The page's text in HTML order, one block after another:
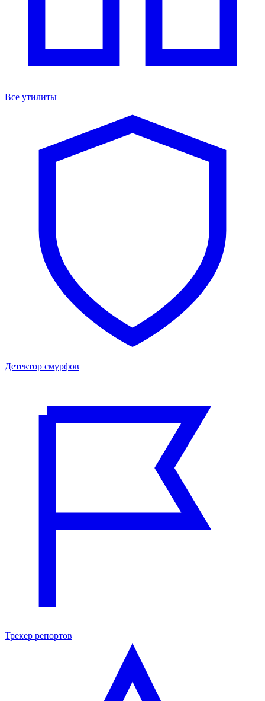
Все утилиты
Детектор смурфов
Трекер репортов